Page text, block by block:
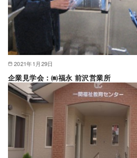
2021年1月29日
企業見学会：㈱福永 前沢営業所